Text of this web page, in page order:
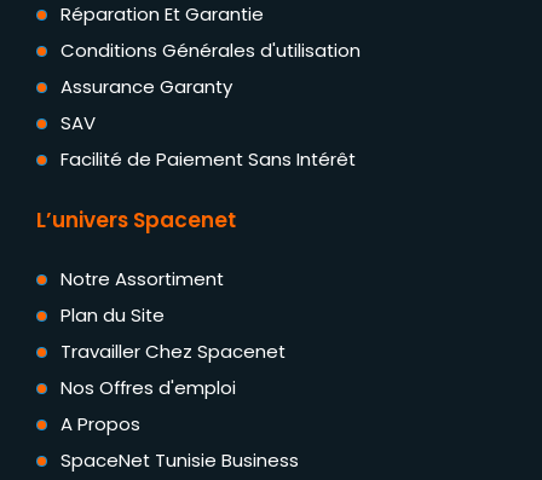
Réparation Et Garantie
Conditions Générales d'utilisation
Assurance Garanty
SAV
Facilité de Paiement Sans Intérêt
L’univers Spacenet
Notre Assortiment
Plan du Site
Travailler Chez Spacenet
Nos Offres d'emploi
A Propos
SpaceNet Tunisie Business